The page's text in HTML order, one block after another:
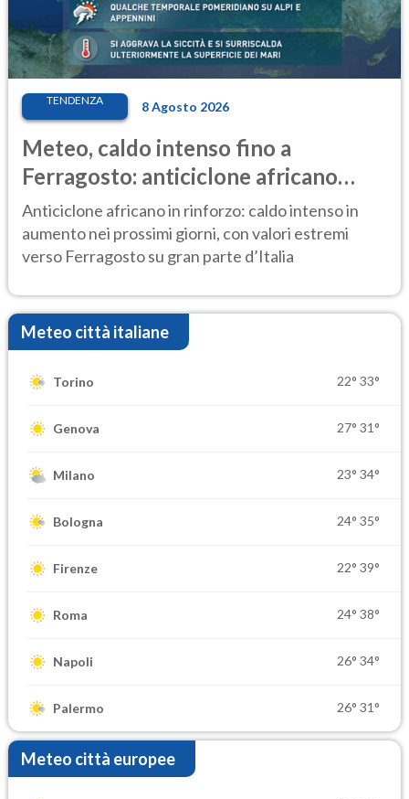
TENDENZA 8 Agosto 2026
Meteo, caldo intenso fino a
Ferragosto: anticiclone africano
ancora protagonista
Anticiclone africano in rinforzo: caldo intenso in
aumento nei prossimi giorni, con valori estremi
verso Ferragosto su gran parte d’Italia
Meteo città italiane
Torino 22° 33°
Genova 27° 31°
Milano 23° 34°
Bologna 24° 35°
Firenze 22° 39°
Roma 24° 38°
Napoli 26° 34°
Palermo 26° 31°
Meteo città europee